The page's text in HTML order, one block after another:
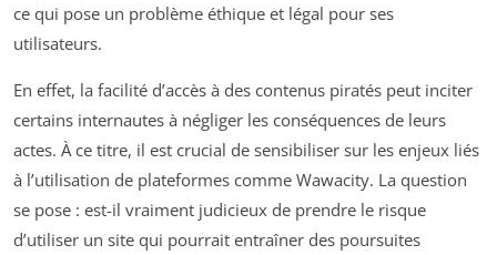
ce qui pose un problème éthique et légal pour ses
utilisateurs.
En effet, la facilité d’accès à des contenus piratés peut inciter
certains internautes à négliger les conséquences de leurs
actes. À ce titre, il est crucial de sensibiliser sur les enjeux liés
à l’utilisation de plateformes comme Wawacity. La question
se pose : est-il vraiment judicieux de prendre le risque
d’utiliser un site qui pourrait entraîner des poursuites